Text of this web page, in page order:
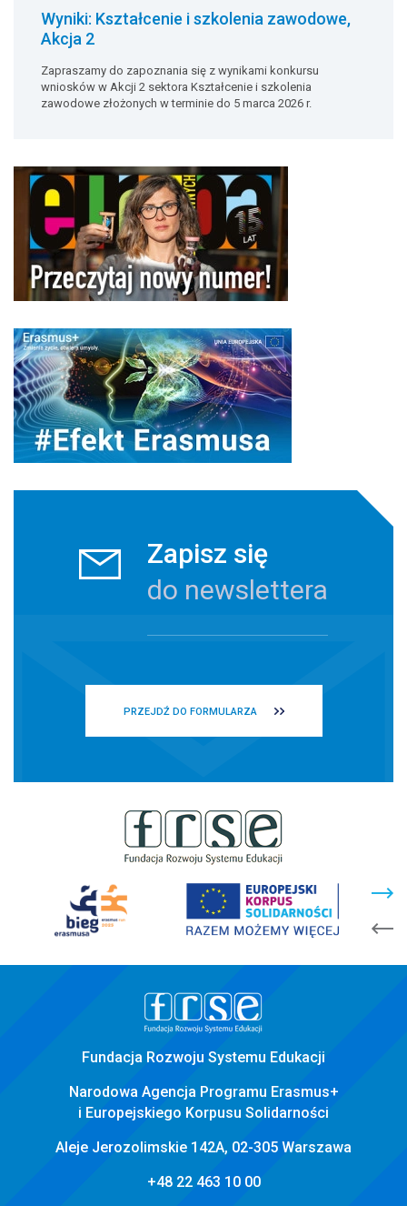
Wyniki: Kształcenie i szkolenia zawodowe,
Akcja 2
Zapraszamy do zapoznania się z wynikami konkursu
wniosków w Akcji 2 sektora Kształcenie i szkolenia
zawodowe złożonych w terminie do 5 marca 2026 r.
Zapisz się
do newslettera
PRZEJDŹ DO FORMULARZA
Fundacja Rozwoju Systemu Edukacji
Narodowa Agencja Programu Erasmus+
i Europejskiego Korpusu Solidarności
Aleje Jerozolimskie 142A, 02-305 Warszawa
+48 22 463 10 00